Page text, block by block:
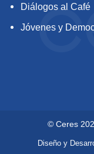
Diálogos al Café
Jóvenes y
© Ceres
Diseño y